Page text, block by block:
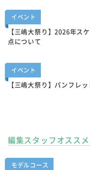
イベント
【三嶋大祭り】2026年ス
点について
イベント
【三嶋大祭り】パンフレ
編集スタッフオスス
モデルコース